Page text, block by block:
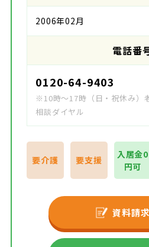
2006年02月
電話番
0120-64-9403
※10時～17時（日・祝休み）
相談ダイヤル
要介護 要支援
入居金0
円可
資料請